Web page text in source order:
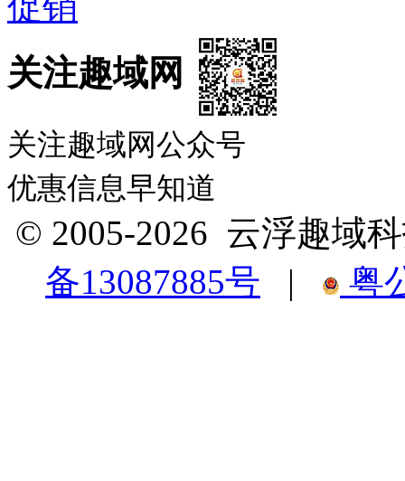
关注趣域网
关注趣域网公众号
优惠信息早知道
© 2005-2026 云浮趣域
备13087885号 | 粤